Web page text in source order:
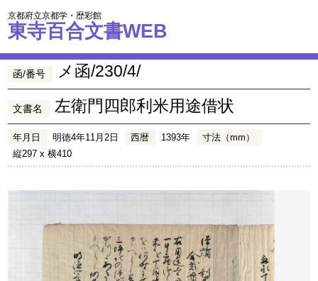
京都府立京都学・歴彩館
東寺百合文書WEB
函/番号 メ函/230/4/
文書名 左衛門四郎利米用途借状
年月日 明徳4年11月2日 西暦 1393年
寸法（mm）
縦297 x 横410